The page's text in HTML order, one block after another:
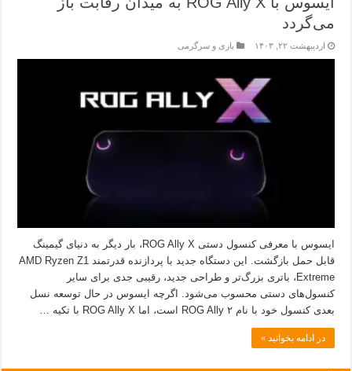
می‌گردد
اردیبهشت ۲۲, ۱۴۰۳ بازی و سرگرمی
ایسوس با معرفی کنسول دستی ROG Ally X، بار دیگر به دنیای گیمینگ
قابل حمل بازگشت. این دستگاه جدید با پردازنده قدرتمند AMD Ryzen Z1
Extreme، باتری بزرگ‌تر و طراحی جدید، رقیبی جدی برای سایر
کنسول‌های دستی محسوب می‌شود. اگرچه ایسوس در حال توسعه نسل
بعدی کنسول خود با نام ROG Ally ۲ است، اما ROG Ally X با تکیه …
در ادامه بخوانید »